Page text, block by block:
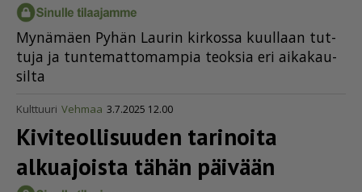
My­nä­mä­en Py­hän Lau­rin kir­kos­sa kuul­laan tut­
tu­ja ja tun­te­mat­to­mam­pia te­ok­sia eri ai­ka­kau­
sil­ta
Kulttuuri Vehmaa 3.7.2025 12.00
Kivite­ol­li­suuden tarinoita
alkuajoista tähän päivään